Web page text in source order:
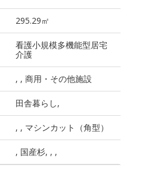
295.29㎡
看護小規模多機能型居宅
介護
, , 商用・その他施設
田舎暮らし,
, , マシンカット（角型）
, 国産杉, , ,